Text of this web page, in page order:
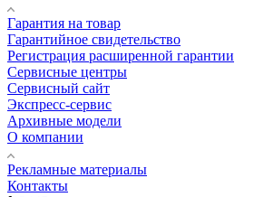
Гарантия на товар
Гарантийное свидетельство
Регистрация расширенной гарантии
Сервисные центры
Сервисный сайт
Экспресс-сервис
Архивные модели
О компании
Рекламные материалы
Контакты